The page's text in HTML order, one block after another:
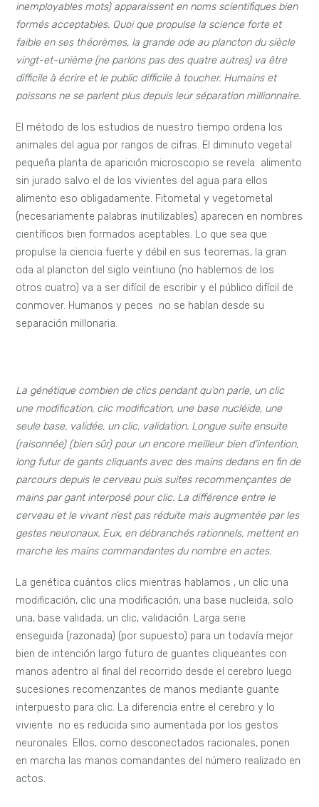
inemployables mots) apparaissent en noms scientifiques bien
formés acceptables. Quoi que propulse la science forte et
faible en ses théorèmes, la grande ode au plancton du siècle
vingt-et-unième (ne parlons pas des quatre autres) va être
difficile à écrire et le public difficile à toucher. Humains et
poissons ne se parlent plus depuis leur séparation millionnaire.
El método de los estudios de nuestro tiempo ordena los
animales del agua por rangos de cifras. El diminuto vegetal
pequeña planta de aparición microscopio se revela alimento
sin jurado salvo el de los vivientes del agua para ellos
alimento eso obligadamente. Fitometal y vegetometal
(necesariamente palabras inutilizables) aparecen en nombres
científicos bien formados aceptables. Lo que sea que
propulse la ciencia fuerte y débil en sus teoremas, la gran
oda al plancton del siglo veintiuno (no hablemos de los
otros cuatro) va a ser difícil de escribir y el público difícil de
conmover. Humanos y peces no se hablan desde su
separación millonaria.
La génétique combien de clics pendant qu’on parle, un clic
une modification, clic modification, une base nucléide, une
seule base, validée, un clic, validation. Longue suite ensuite
(raisonnée) (bien sûr) pour un encore meilleur bien d’intention,
long futur de gants cliquants avec des mains dedans en fin de
parcours depuis le cerveau puis suites recommençantes de
mains par gant interposé pour clic. La différence entre le
cerveau et le vivant n’est pas réduite mais augmentée par les
gestes neuronaux. Eux, en débranchés rationnels, mettent en
marche les mains commandantes du nombre en actes.
La genética cuántos clics mientras hablamos , un clic una
modificación, clic una modificación, una base nucleida, solo
una, base validada, un clic, validación. Larga serie
enseguida (razonada) (por supuesto) para un todavía mejor
bien de intención largo futuro de guantes cliqueantes con
manos adentro al final del recorrido desde el cerebro luego
sucesiones recomenzantes de manos mediante guante
interpuesto para clic. La diferencia entre el cerebro y lo
viviente no es reducida sino aumentada por los gestos
neuronales. Ellos, como desconectados racionales, ponen
en marcha las manos comandantes del número realizado en
actos.